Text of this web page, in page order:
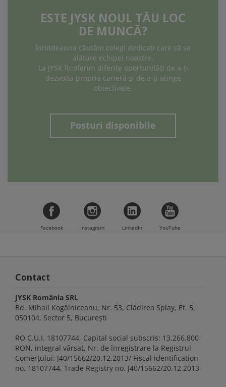
ESTE JYSK NOUL TĂU LOC
DE MUNCĂ?
Întotdeauna căutăm colegi dedicați care să se
alăture echipei noastre.
La JYSK îți oferim diferite oportunități de a-ți
dezvolta propria carieră și de a-ți atinge
obiectivele.
Posturi disponibile
Facebook Instagram LinkedIn YouTube
Contact
JYSK România SRL
Bd. Mihail Kogălniceanu, Nr. 53, Clădirea Splay, Et. 5,
050104, Sector 5, București
RO C.U.I. 18107744, Capital social subscris: 13.266.800
RON, integral vărsat, Nr. de înregistrare la Registrul
Comerţului: J40/15662/20.12.2013/ Fiscal identification
no. 18107744, Trade Registry no. J40/15662/20.12.2013